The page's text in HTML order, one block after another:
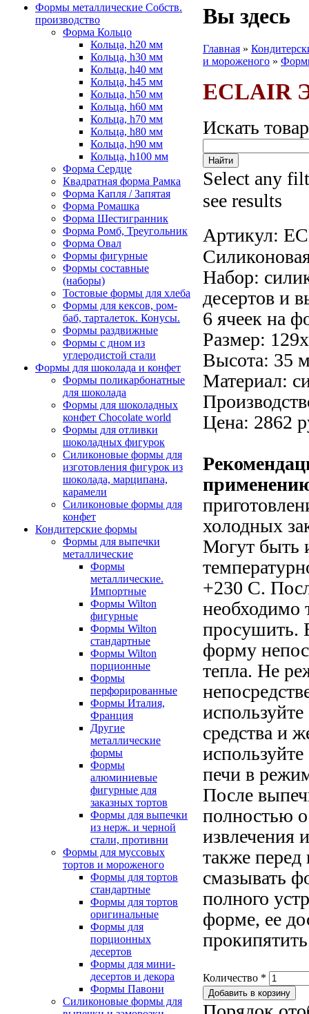
Формы металлические Собств.
производство
Форма Кольцо
Кольца, h20 мм
Кольца, h30 мм
Кольца, h40 мм
Кольца, h45 мм
Кольца, h50 мм
Кольца, h60 мм
Кольца, h70 мм
Кольца, h80 мм
Кольца, h90 мм
Кольца, h100 мм
Форма Сердце
Квадратная форма Рамка
Форма Капля / Запятая
Форма Ромашка
Форма Шестигранник
Форма Ромб, Треугольник
Форма Овал
Формы фигурные
Формы составные
(наборы)
Тостовые формы для хлеба
Формы для кексов, ром-
баб, тарталеток. Конусы.
Формы раздвижные
Формы с дном из
углеродистой стали
Формы для шоколада и конфет
Формы поликарбонатные
для шоколада
Формы для шоколадных
конфет Сhocolate world
Формы для отливки
шоколадных фигурок
Силиконовые формы для
изготовления фигурок из
шоколада, марципана,
карамели
Силиконовые формы для
конфет
Кондитерские формы
Формы для выпечки
металлические
Формы
металлические.
Импортные
Формы Wilton
фигурные
Формы Wilton
стандартные
Формы Wilton
порционные
Формы
перфорированные
Формы Италия,
Франция
Другие
металлические
формы
Формы
алюминиевые
фигурные для
заказных тортов
Формы для выпечки
из нерж. и черной
стали, противни
Формы для муссовых
тортов и мороженого
Формы для тортов
стандартные
Формы для тортов
оригинальные
Формы для
порционных
десертов
Формы для мини-
десертов и декора
Формы Павони
Силиконовые формы для
Вы здесь
Главная »
и мороженого »
ECLAIR
Искать
Select any
see results
Артикул:
Набор:
десертов и
6 ячеек на
Размер:
Высота: 35
Материал:
Цена: 2862
холодных
Могут быть
+230 С.
необходимо
просушить.
форму
тепла. Не
средства и
печи в
После
полностью
извлечения
также перед
смазывать
полного
форме, ее
Количество *